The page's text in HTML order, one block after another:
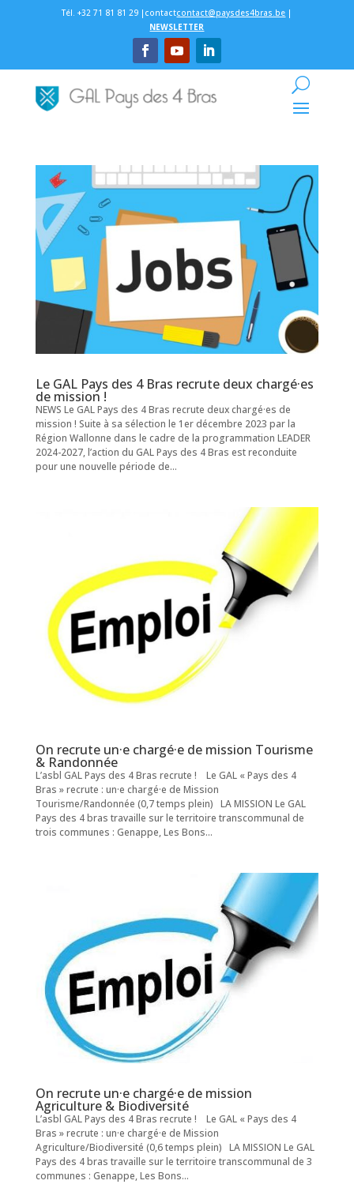
Tél. +32 71 81 81 29 |contactcontact@paysdes4bras.be |
NEWSLETTER
Le GAL Pays des 4 Bras recrute deux chargé·es
de mission !
NEWS Le GAL Pays des 4 Bras recrute deux chargé·es de
mission ! Suite à sa sélection le 1er décembre 2023 par la
Région Wallonne dans le cadre de la programmation LEADER
2024-2027, l’action du GAL Pays des 4 Bras est reconduite
pour une nouvelle période de...
On recrute un·e chargé·e de mission Tourisme
& Randonnée
L’asbl GAL Pays des 4 Bras recrute ! Le GAL « Pays des 4
Bras » recrute : un·e chargé·e de Mission
Tourisme/Randonnée (0,7 temps plein) LA MISSION Le GAL
Pays des 4 bras travaille sur le territoire transcommunal de
trois communes : Genappe, Les Bons...
On recrute un·e chargé·e de mission
Agriculture & Biodiversité
L’asbl GAL Pays des 4 Bras recrute ! Le GAL « Pays des 4
Bras » recrute : un·e chargé·e de Mission
Agriculture/Biodiversité (0,6 temps plein) LA MISSION Le GAL
Pays des 4 bras travaille sur le territoire transcommunal de 3
communes : Genappe, Les Bons...